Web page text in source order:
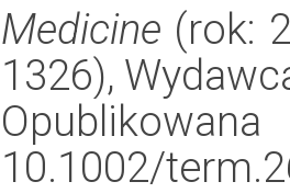
Medicine (rok:
1326),
Opublikowana
10.1002/